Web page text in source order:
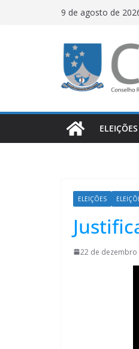
9 de agosto de
ELEIÇÕES
ELEIÇÕES
22 de dezembro